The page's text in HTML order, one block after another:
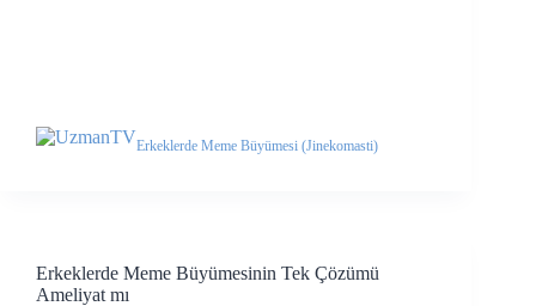
Erkeklerde Meme Büyümesi (Jinekomasti)
Erkeklerde Meme Büyümesinin Tek Çözümü
Ameliyat mı